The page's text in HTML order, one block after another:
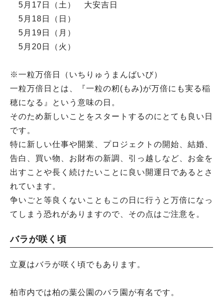
5月17日（土） 大安吉日
5月18日（日）
5月19日（月）
5月20日（火）
※一粒万倍日（いちりゅうまんばいび）
一粒万倍日とは、『一粒の籾(もみ)が万倍にも実る稲
穂になる』という意味の日。
そのため新しいことをスタートするのにとても良い日
です。
特に新しい仕事や開業、プロジェクトの開始、結婚、
告白、買い物、お財布の新調、引っ越しなど、お金を
出すことや長く続けたいことに良い開運日であるとさ
れています。
争いごと等良くないこともこの日に行うと万倍になっ
てしまう恐れがありますので、その点はご注意を。
バラが咲く頃
立夏はバラが咲く頃でもあります。
柏市内では柏の葉公園のバラ園が有名です。